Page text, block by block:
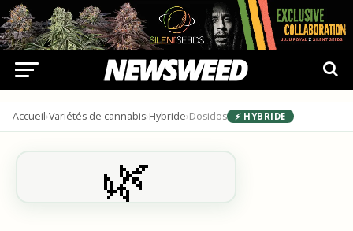
Accueil›Variétés de cannabis›Hybride›Dosidos ⚡ HYBRIDE
🌿